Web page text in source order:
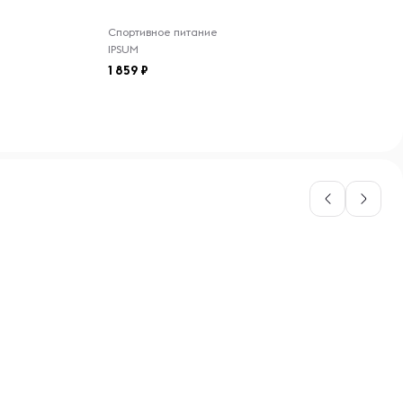
Спортивное питание
IPSUM
1 859